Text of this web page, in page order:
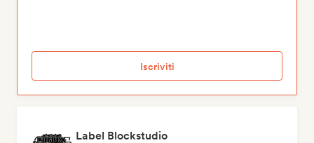
Iscriviti
Label Blockstudio